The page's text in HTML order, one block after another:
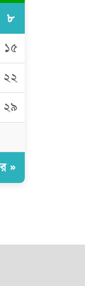
৮
১৫
২২
২৯
»